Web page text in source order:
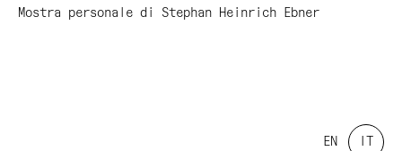
Mostra personale di Stephan Heinrich Ebner
EN